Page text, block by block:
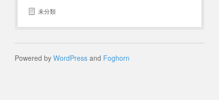
未分類
Powered by WordPress and Foghorn